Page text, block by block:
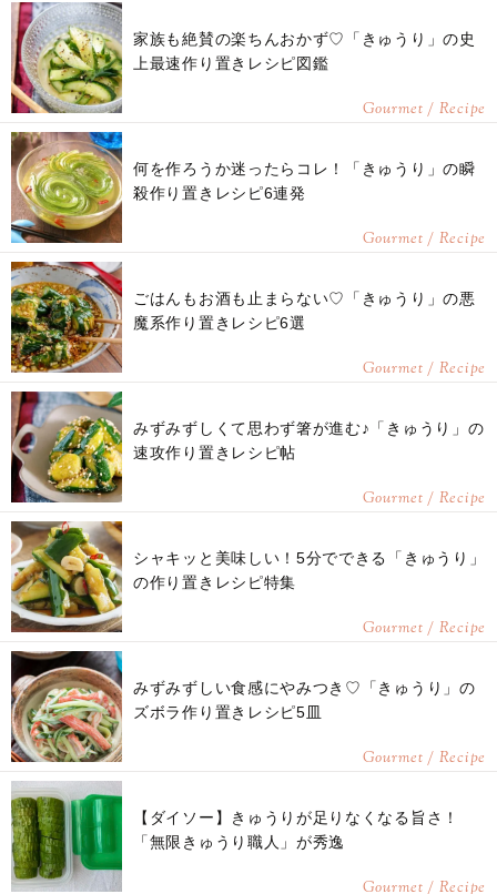
家族も絶賛の楽ちんおかず♡「きゅうり」の史
上最速作り置きレシピ図鑑
Gourmet / Recipe
何を作ろうか迷ったらコレ！「きゅうり」の瞬
殺作り置きレシピ6連発
Gourmet / Recipe
ごはんもお酒も止まらない♡「きゅうり」の悪
魔系作り置きレシピ6選
Gourmet / Recipe
みずみずしくて思わず箸が進む♪「きゅうり」の
速攻作り置きレシピ帖
Gourmet / Recipe
シャキッと美味しい！5分でできる「きゅうり」
の作り置きレシピ特集
Gourmet / Recipe
みずみずしい食感にやみつき♡「きゅうり」の
ズボラ作り置きレシピ5皿
Gourmet / Recipe
【ダイソー】きゅうりが足りなくなる旨さ！
「無限きゅうり職人」が秀逸
Gourmet / Recipe